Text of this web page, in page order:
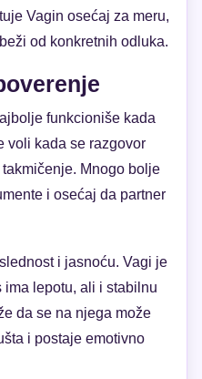
Vagin osećaj za meru,
od konkretnih odluka.
funkcioniše kada
voli kada se razgovor
Mnogo bolje
i osećaj da partner
i jasnoću. Vagi je
ima lepotu, ali i stabilnu
da se na njega može
i postaje emotivno